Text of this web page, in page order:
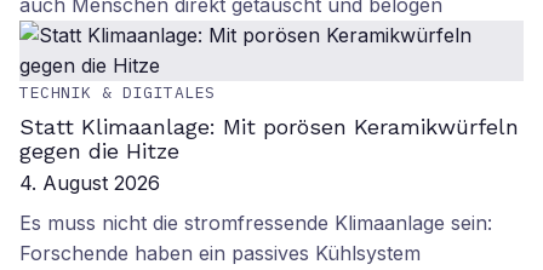
auch Menschen direkt getäuscht und belogen
TECHNIK & DIGITALES
Statt Klimaanlage: Mit porösen Keramikwürfeln
gegen die Hitze
4. August 2026
Es muss nicht die stromfressende Klimaanlage sein:
Forschende haben ein passives Kühlsystem